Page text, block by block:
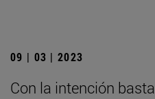
09 | 03 | 2023
Con la intención basta